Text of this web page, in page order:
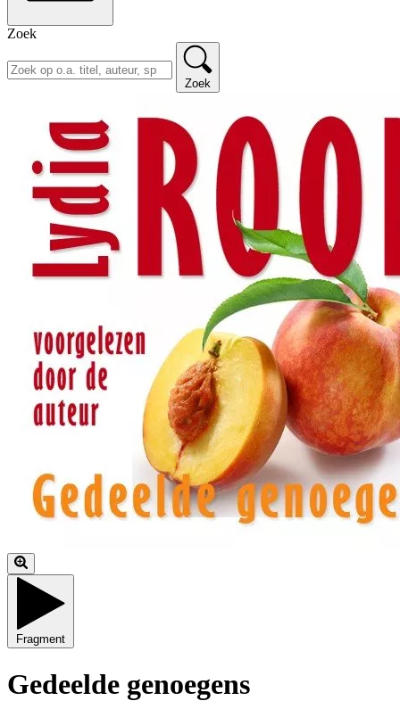
Zoek
Zoek
Fragment
Gedeelde genoegens